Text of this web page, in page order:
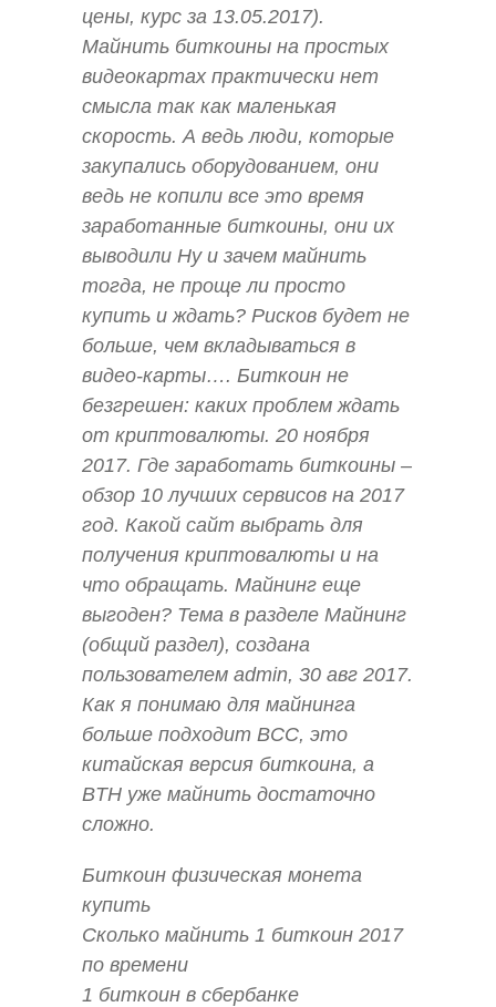
цены, курс за 13.05.2017).
Майнить биткоины на простых
видеокартах практически нет
смысла так как маленькая
скорость. А ведь люди, которые
закупались оборудованием, они
ведь не копили все это время
заработанные биткоины, они их
выводили Ну и зачем майнить
тогда, не проще ли просто
купить и ждать? Рисков будет не
больше, чем вкладываться в
видео-карты…. Биткоин не
безгрешен: каких проблем ждать
от криптовалюты. 20 ноября
2017. Где заработать биткоины –
обзор 10 лучших сервисов на 2017
год. Какой сайт выбрать для
получения криптовалюты и на
что обращать. Майнинг еще
выгоден? Тема в разделе Майнинг
(общий раздел), создана
пользователем admin, 30 авг 2017.
Как я понимаю для майнинга
больше подходит BCC, это
китайская версия биткоина, а
BTH уже майнить достаточно
сложно.
Биткоин физическая монета
купить
Сколько майнить 1 биткоин 2017
по времени
1 биткоин в сбербанке